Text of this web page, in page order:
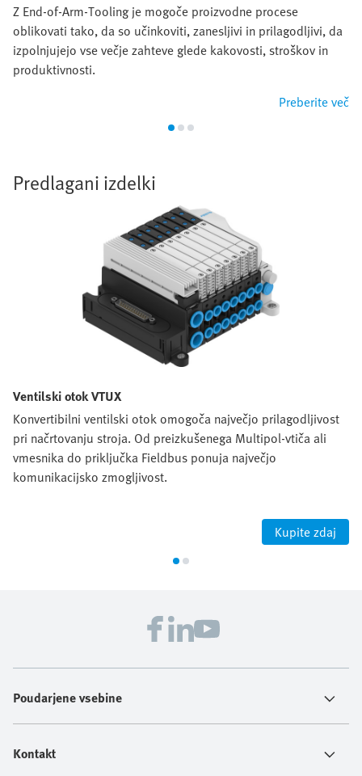
Z End-of-Arm-Tooling je mogoče proizvodne procese
oblikovati tako, da so učinkoviti, zanesljivi in prilagodljivi, da
izpolnjujejo vse večje zahteve glede kakovosti, stroškov in
produktivnosti.
Preberite več
Predlagani izdelki
Ventilski otok VTUX
Konvertibilni ventilski otok omogoča največjo prilagodljivost
pri načrtovanju stroja. Od preizkušenega Multipol-vtiča ali
vmesnika do priključka Fieldbus ponuja največjo
komunikacijsko zmogljivost.
Kupite zdaj
Poudarjene vsebine
Kontakt